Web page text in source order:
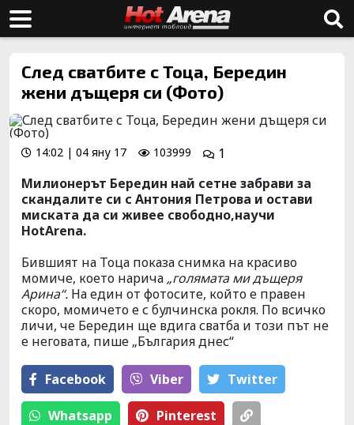
След сватбите с Тоца, Бередин
жени дъщеря си (Фото)
14:02 | 04 яну 17 103999
1
Милионерът Бередин най сетне забрави за
скандалите си сАнтония Петрова и остави
миската да си живее свободно,научи
HotArena.
Бившият на Тоца показа снимка на красиво
момиче, което нарича „голяматами дъщеря
Арина“. На един от фотосите, който е правен
скоро, момичето е с булчинска рокля. По всичко
личи, че Бередин ще вдига сватба и този път не
е неговата, пише „Българияднес“
Facebook Viber Тwitter
Whatsapp Pinterest